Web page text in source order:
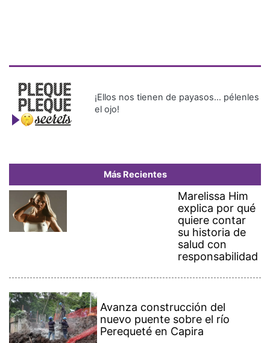
¡Ellos nos tienen de payasos… pélenles
el ojo!
Más Recientes
Marelissa Him
explica por qué
quiere contar
su historia de
salud con
responsabilidad
Avanza construcción del
nuevo puente sobre el río
Perequeté en Capira